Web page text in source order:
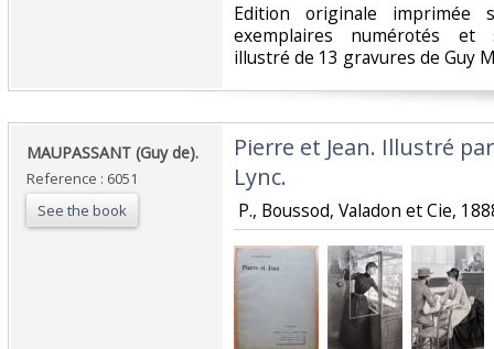
‎Edition originale
exemplaires numérotés et
illustré de 13 gravures de Guy
‎MAUPASSANT (Guy de).‎
Reference : 6051
See the book
‎Pierre et Jean. Illustré
Lync.‎
P., Boussod, Valadon et Cie,